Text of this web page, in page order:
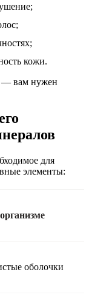
кожи.
— вам нужен
для
элементы:
оболочки